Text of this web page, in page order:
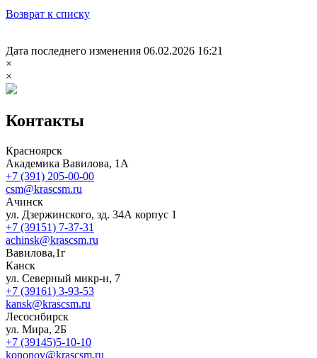
Возврат к списку
Дата последнего изменения 06.02.2026 16:21
×
×
Контакты
Красноярск
Академика Вавилова, 1А
+7 (391) 205-00-00
csm@krascsm.ru
Ачинск
ул. Дзержинского, зд. 34А корпус 1
+7 (39151) 7-37-31
achinsk@krascsm.ru
Вавилова,1г
Канск
ул. Северный микр-н, 7
+7 (39161) 3-93-53
kansk@krascsm.ru
Лесосибирск
ул. Мира, 2Б
+7 (39145)5-10-10
kononov@krascsm.ru